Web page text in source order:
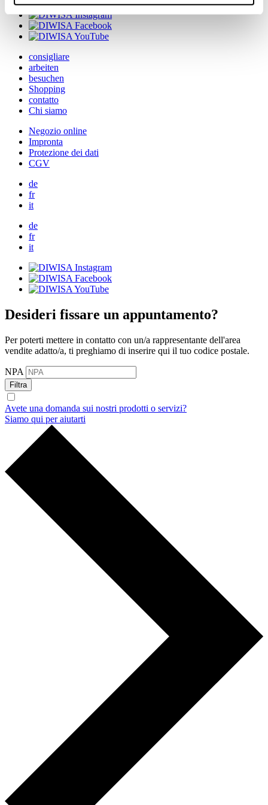
consigliare
arbeiten
besuchen
Shopping
contatto
Chi siamo
Negozio online
Impronta
Protezione dei dati
CGV
de
fr
it
de
fr
it
Desideri fissare un appuntamento?
Per poterti mettere in contatto con un/a rappresentante dell'area
vendite adatto/a, ti preghiamo di inserire qui il tuo codice postale.
NPA
Filtra
Avete una domanda sui nostri prodotti o servizi?
Siamo qui per aiutarti